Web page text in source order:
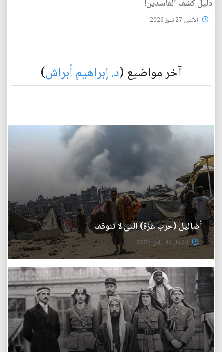
دليل كشف الفاسدين!
الأثنين 27 تموز 2026
آخر مواضيع (د. إبراهيم أبراش)
أضاليل (حرب غزة) التي لا تتوقف
الأربعاء 03 ايلول 2025